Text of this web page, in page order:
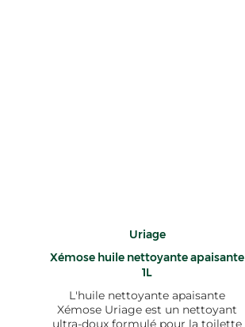
Uriage
Xémose huile nettoyante apaisante
1L
L'huile nettoyante apaisante
Xémose Uriage est un nettoyant
ultra-doux formulé pour la toilette